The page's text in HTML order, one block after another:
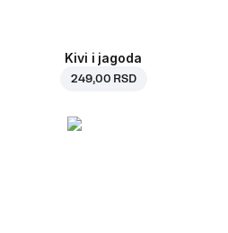
Kivi i jagoda
249,00 RSD